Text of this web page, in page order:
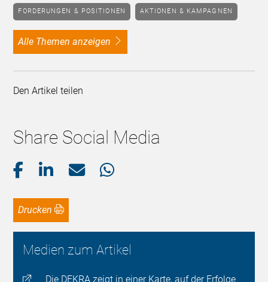
FORDERUNGEN & POSITIONEN AKTIONEN & KAMPAGNEN
alle Themen anzeigen
Den Artikel teilen
Share Social Media
Drucken
Medien zum Artikel
Die DEKRA zeigt in einer Karte, auf der Erfolge